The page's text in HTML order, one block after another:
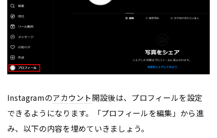
Instagramのアカウント開設後は、プロフィールを設定
できるようになります。「プロフィールを編集」から進
み、以下の内容を埋めていきましょう。